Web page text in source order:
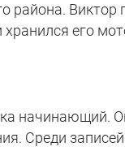
района. Виктор
его
начинающий.
Среди